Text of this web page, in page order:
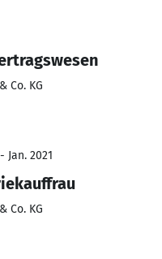
Co. KG
Jan. 2021
Co. KG